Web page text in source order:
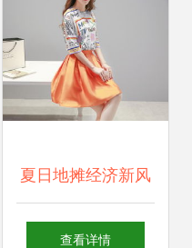
夏日地摊经济新风
向 武汉服装批发厂
查看详情